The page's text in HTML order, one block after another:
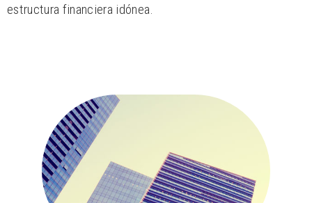
estructura financiera idónea.